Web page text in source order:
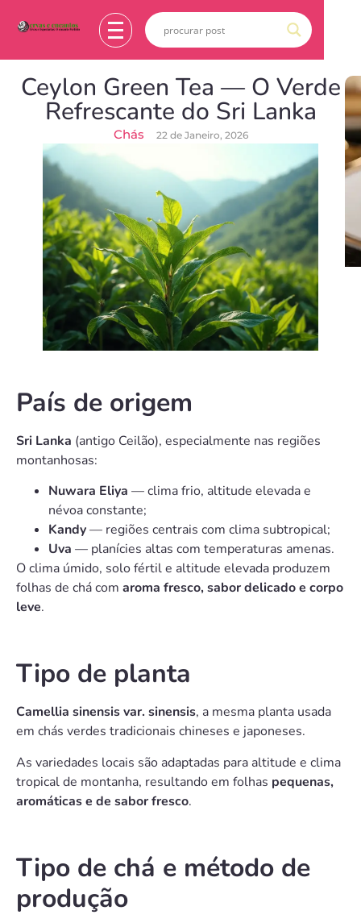
Ceylon Green Tea — O Verde
Refrescante do Sri Lanka
Chás 22 de Janeiro, 2026
País de origem
Sri Lanka (antigo Ceilão), especialmente nas regiões
montanhosas:
Nuwara Eliya — clima frio, altitude elevada e
névoa constante;
Kandy— regiões centrais com clima subtropical;
Uva — planícies altas com temperaturas amenas.
O clima úmido, solo fértil e altitude elevada produzem
folhas de chá com aroma fresco, sabor delicado e corpo
leve.
Tipo de planta
Camellia sinensis var. sinensis, a mesma planta usada
em chás verdes tradicionais chineses e japoneses.
As variedades locais são adaptadas para altitude e clima
tropical de montanha, resultando em folhas pequenas,
aromáticas e de sabor fresco.
Tipo de chá e método de
produção